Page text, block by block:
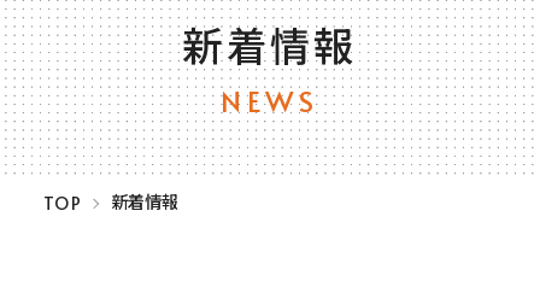
新着情報
NEWS
TOP 新着情報